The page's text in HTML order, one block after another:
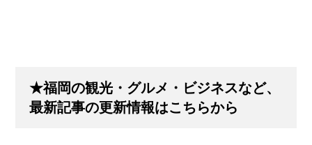
★福岡の観光・グルメ・ビジネスなど、
最新記事の更新情報はこちらから